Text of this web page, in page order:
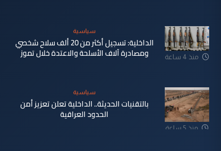
منذ 4 ساعة
سياسية
الداخلية: تسجيل أكثر من 20 ألف سلاح شخصي
ومصادرة آلاف الأسلحة والاعتدة خلال تموز
منذ 5 ساعة
سياسية
بالتقنيات الحديثة.. الداخلية تعلن تعزيز أمن
الحدود العراقية